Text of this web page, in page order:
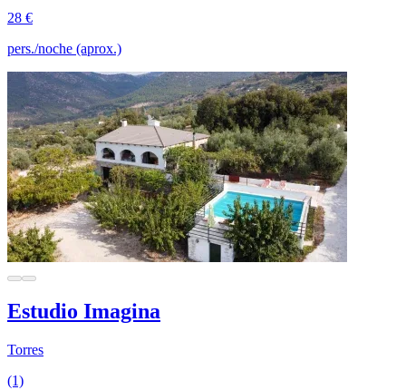
28 €
pers./noche (aprox.)
Estudio Imagina
Torres
(1)